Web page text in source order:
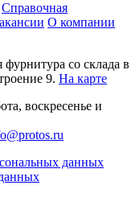
Справочная
О компании
со склада в
9. На карте
воскресенье и
данных